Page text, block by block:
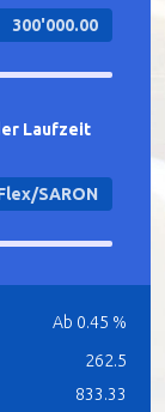
Laufzeit
Ab 0.45 %
262.5
833.33